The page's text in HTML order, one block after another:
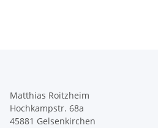
Matthias Roitzheim
Hochkampstr. 68a
45881 Gelsenkirchen